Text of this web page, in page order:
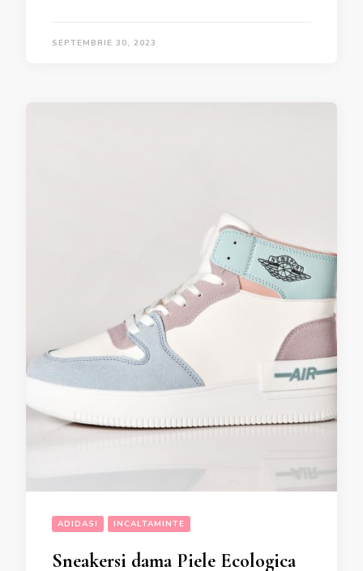
SEPTEMBRIE 30, 2023
ADIDASI INCALTAMINTE
Sneakersi dama Piele Ecologica